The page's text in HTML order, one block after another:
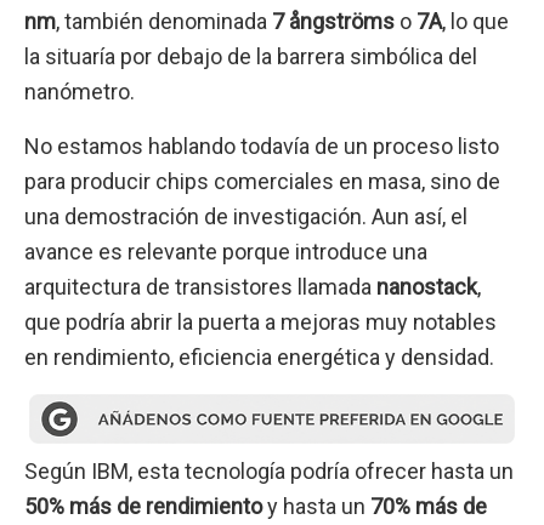
nm, también denominada 7 ångströms o 7A, lo que
la situaría por debajo de la barrera simbólica del
nanómetro.
No estamos hablando todavía de un proceso listo
para producir chips comerciales en masa, sino de
una demostración de investigación. Aun así, el
avance es relevante porque introduce una
arquitectura de transistores llamada nanostack,
que podría abrir la puerta a mejoras muy notables
en rendimiento, eficiencia energética y densidad.
Según IBM, esta tecnología podría ofrecer hasta un
50% más de rendimientoy hasta un 70% más de